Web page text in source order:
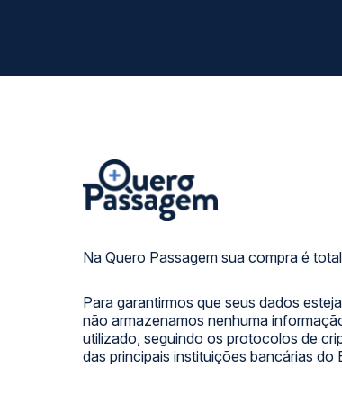
Na Quero Passagem sua compra é
Para garantirmos que seus dados
não armazenamos nenhuma
utilizado, seguindo os protocolos de
das principais instituições bancárias do